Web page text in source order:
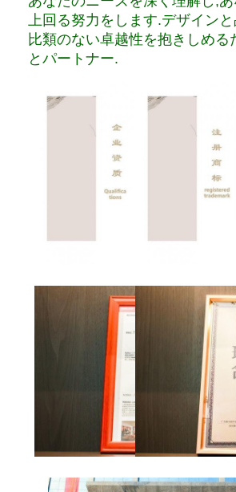
上回る努力をします.デザイン
比類のない卓越性を抱きしめる
とパートナー.